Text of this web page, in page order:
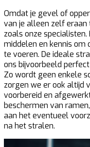
Omdat je gevel of
van je alleen zelf
zoals onze
middelen en kennis
te voeren. De ideale
ons bijvoorbeeld
Zo wordt geen enkele
zorgen we er ook altijd
voorbereid en
beschermen van
aan het eventueel
na het stralen.